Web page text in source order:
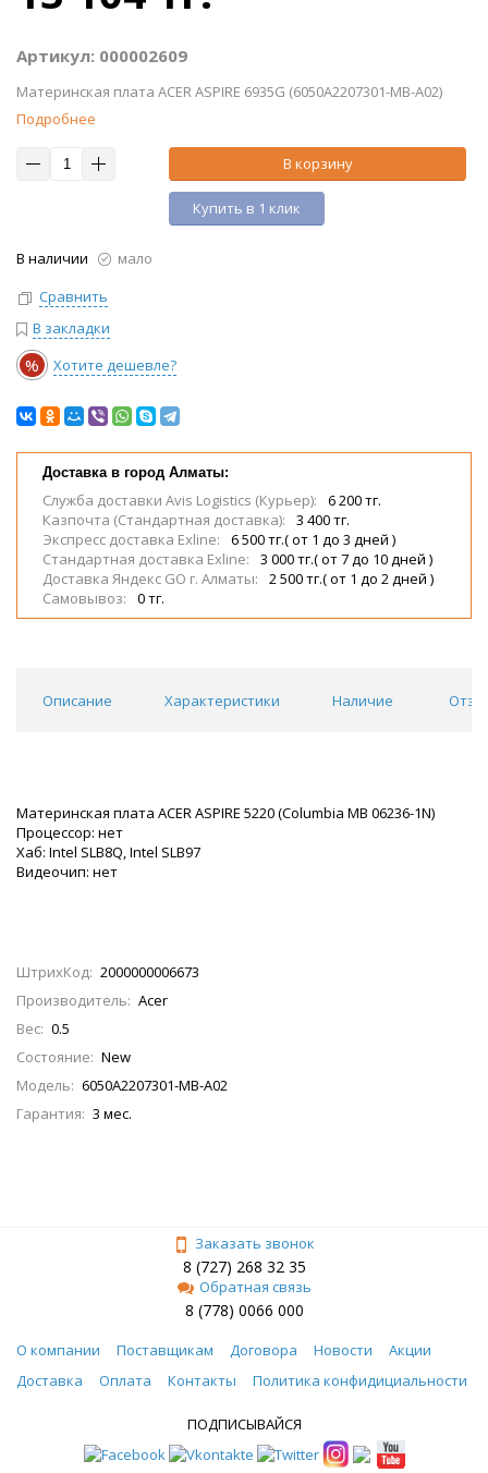
Артикул: 000002609
Материнская плата ACER ASPIRE 6935G (6050A2207301-MB-A02)
Подробнее
В корзину
Купить в 1 клик
В наличии
мало
Сравнить
В закладки
% Хотите дешевле?
Доставка в город Алматы:
Служба доставки Avis Logistics (Курьер):
6 200 тг.
Казпочта (Стандартная доставка):
3 400 тг.
Экспресс доставка Exline:
6 500 тг.( от 1 до 3 дней )
Стандартная доставка Exline:
3 000 тг.( от 7 до 10 дней )
Доставка Яндекс GO г. Алматы:
2 500 тг.( от 1 до 2 дней )
Самовывоз:
0 тг.
Описание Характеристики Наличие
Материнская плата ACER ASPIRE 5220 (Columbia MB 06236-1N)
Процессор: нет
Хаб: Intel SLB8Q, Intel SLB97
Видеочип: нет
ШтрихКод: 2000000006673
Производитель: Acer
Вес: 0.5
Состояние: New
Модель: 6050A2207301-MB-A02
Гарантия: 3 мес.
Заказать звонок
8 (727) 268 32 35
Обратная связь
8 (778) 0066 000
О компании Поставщикам Договора Новости
Акции
Доставка
Оплата Контакты Политика конфидициальности
ПОДПИСЫВАЙСЯ